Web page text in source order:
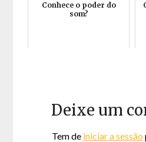
Conhece o poder do
som?
Deixe um
Tem de iniciar a sessão